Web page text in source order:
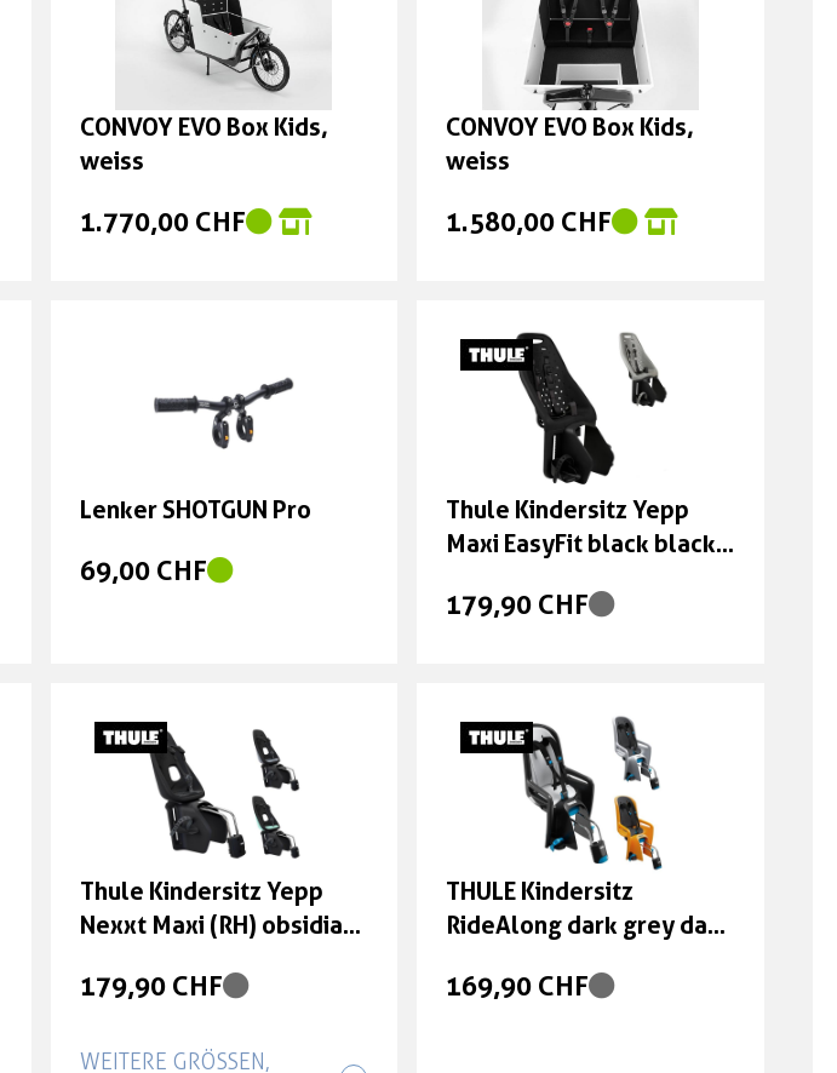
CONVOY EVO Box Kids,
weiss
1.770,00 CHF
CONVOY EVO Box Kids,
weiss
1.580,00 CHF
Lenker SHOTGUN Pro
69,00 CHF
Thule Kindersitz Yepp
Maxi EasyFit black black
179,90 CHF
Thule Kindersitz Yepp
Nexxt Maxi (RH) obsidian
179,90 CHF
WEITERE GRÖSSEN, F
THULE Kindersitz
RideAlong dark grey dark
169,90 CHF